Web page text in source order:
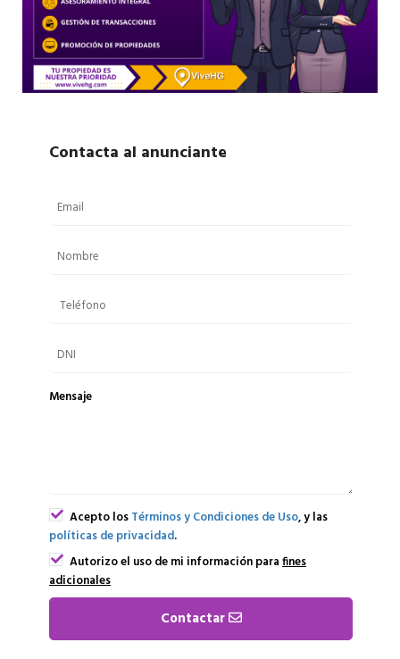
Contacta al anunciante
Mensaje
Acepto losTérminos y Condiciones de Uso, y las
políticas de privacidad.
Autorizo el uso de mi información parafines
adicionales
Contactar